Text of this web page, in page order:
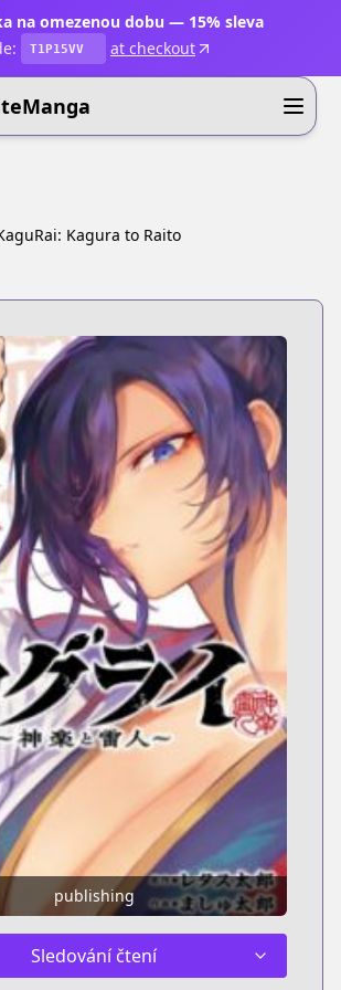
na omezenou dobu — 15% sleva
T1P15VV at checkout
Kagura to Raito
publishing
Sledování čtení